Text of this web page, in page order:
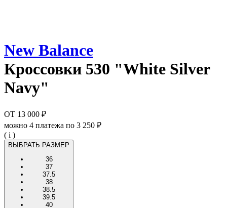
New Balance
Кроссовки 530 "White Silver
Navy"
ОТ 13 000 ₽
можно 4 платежа по 3 250 ₽
( i )
ВЫБРАТЬ РАЗМЕР
36
37
37.5
38
38.5
39.5
40